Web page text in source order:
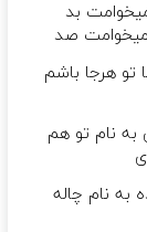
بد
صد
تو هرجا باشم
به نام تو هم
به نام چاله